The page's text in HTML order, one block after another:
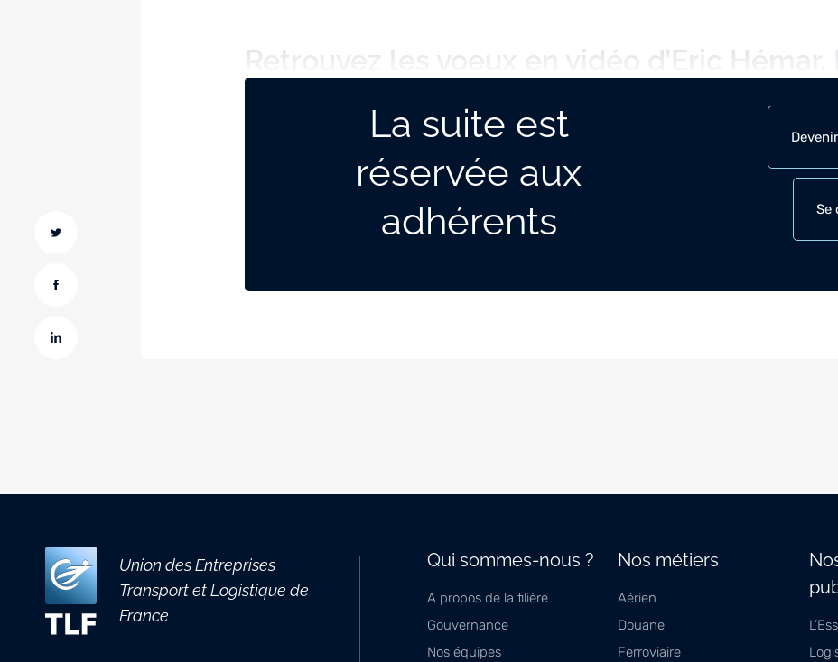
Retrouvez les voeux en vidéo d’Eric Hémar,
de l’Union TLF
La suite est
réservée aux
adhérents
Se
Union des Entreprises
Transport et Logistique de
France
Qui sommes-nous ?
A propos de la filière
Gouvernance
Nos équipes
Nos métiers
Aérien
Douane
Ferroviaire